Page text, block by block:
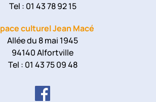
Tel : 01 43 78 92 15
culturel Jean Macé
Allée du 8 mai 1945
94140 Alfortville
Tel : 01 43 75 09 48